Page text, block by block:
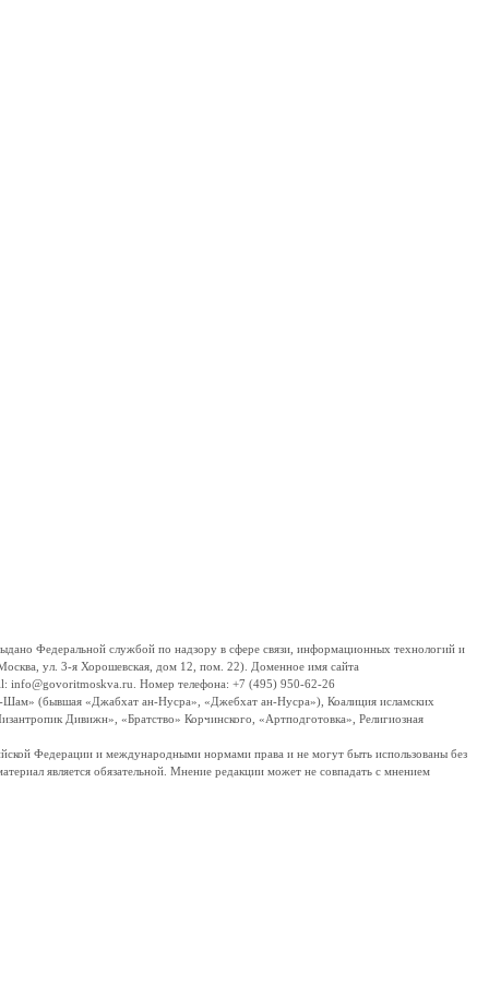
Федеральной службой по надзору в сфере связи, информационных технологий и
ул. 3-я Хорошевская, дом 12, пом. 22). Доменное имя сайта
info@govoritmoskva.ru. Номер телефона: +7 (495) 950-62-26
Шам» (бывшая «Джабхат ан-Нусра», «Джебхат ан-Нусра»), Коалиция исламских
Дивижн», «Братство» Корчинского, «Артподготовка», Религиозная
Федерации и международными нормами права и не могут быть использованы без
является обязательной. Мнение редакции может не совпадать с мнением